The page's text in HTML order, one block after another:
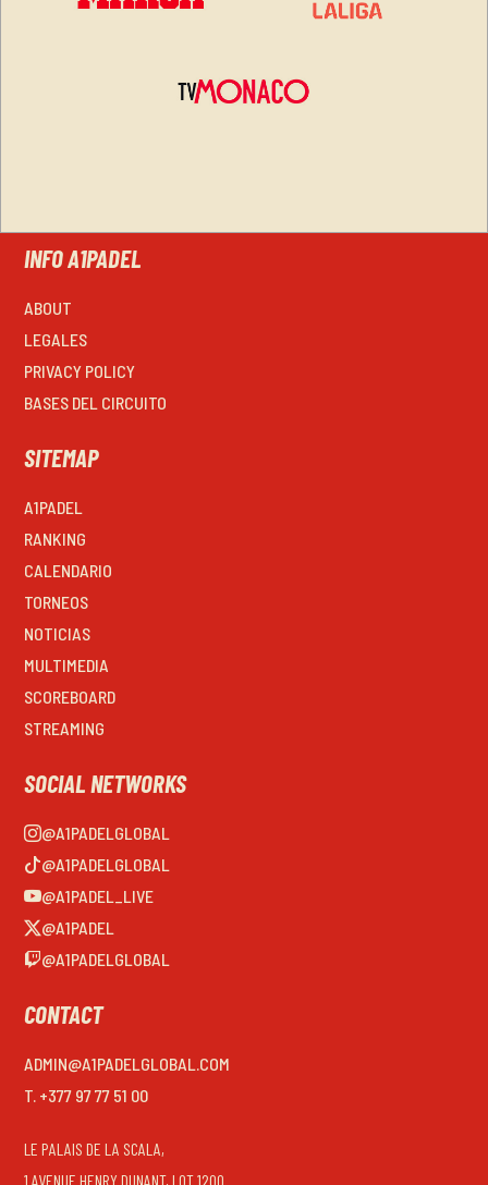
INFO A1PADEL
ABOUT
LEGALES
PRIVACY POLICY
BASES DEL CIRCUITO
SITEMAP
A1PADEL
RANKING
CALENDARIO
TORNEOS
NOTICIAS
MULTIMEDIA
SCOREBOARD
STREAMING
SOCIAL NETWORKS
@A1PADELGLOBAL
@A1PADELGLOBAL
@A1PADEL_LIVE
@A1PADEL
@A1PADELGLOBAL
CONTACT
ADMIN@A1PADELGLOBAL.COM
T. +377 97 77 51 00
LE PALAIS DE LA SCALA,
1 AVENUE HENRY DUNANT, LOT 1200